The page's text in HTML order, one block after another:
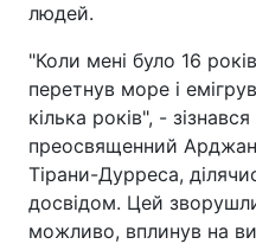
людей.
"Коли мені було 16
перетнув море і
кілька років", -
преосвященний
Тірани-Дурреса,
досвідом. Цей
можливо, вплинув на